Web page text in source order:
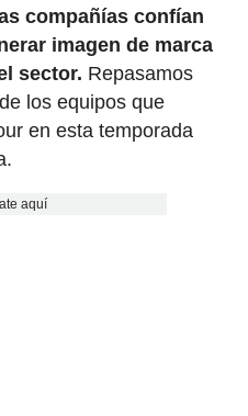
compañías confían
imagen de marca
sector. Repasamos
los equipos que
en esta temporada
aquí